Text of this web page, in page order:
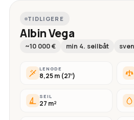
TIDLIGERE
Albin Vega
~10 000 € min 4. seilbåt
LENGDE
8,25 m (27′)
SEIL
27 m²